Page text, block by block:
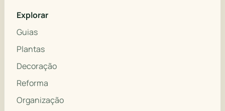
Explorar
Guias
Plantas
Decoração
Reforma
Organização